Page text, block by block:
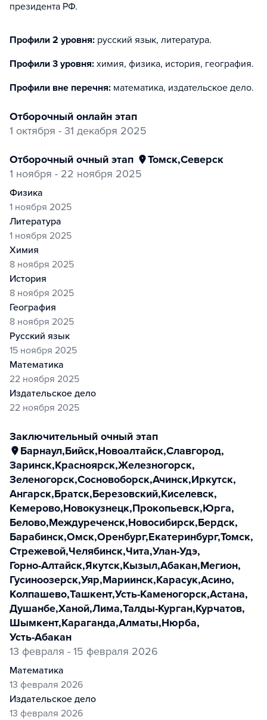
президента РФ.
Профили 2 уровня: русский язык, литература.
Профили 3 уровня: химия, физика, история, география.
Профили вне перечня: математика, издательское дело.
отборочный онлайн этап
1 октября - 31 декабря 2025
отборочный очный этап Томск,Северск
1 ноября - 22 ноября 2025
физика
1 ноября 2025
литература
1 ноября 2025
химия
8 ноября 2025
история
8 ноября 2025
география
8 ноября 2025
русский язык
15 ноября 2025
математика
22 ноября 2025
издательское дело
22 ноября 2025
заключительный очный этап
Барнаул,Бийск,Новоалтайск,Славгород,
Заринск,Красноярск,Железногорск,
Зеленогорск,Сосновоборск,Ачинск,Иркутск,
Ангарск,Братск,Березовский,Киселевск,
Кемерово,Новокузнецк,Прокопьевск,Юрга,
Белово,Междуреченск,Новосибирск,Бердск,
Барабинск,Омск,Оренбург,Екатеринбург,Томск,
Стрежевой,Челябинск,Чита,Улан-Удэ,
Горно-Алтайск,Якутск,Кызыл,Абакан,Мегион,
Гусиноозерск,Уяр,Мариинск,Карасук,Асино,
Колпашево,Ташкент,Усть-Каменогорск,Астана,
Душанбе,Ханой,Лима,Талды-Курган,Курчатов,
Шымкент,Караганда,Алматы,Нюрба,
Усть-Абакан
13 февраля - 15 февраля 2026
математика
13 февраля 2026
издательское дело
13 февраля 2026